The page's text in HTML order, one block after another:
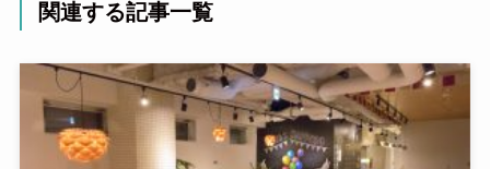
関連する記事一覧